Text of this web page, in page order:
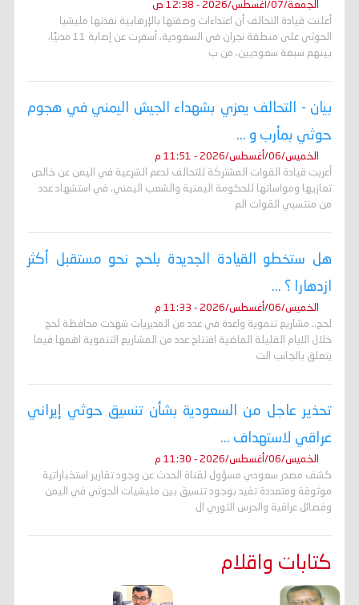
الجمعة/07/أغسطس/2026 - 12:38 ص
أعلنت قيادة التحالف أن اعتداءات وصفتها بالإرهابية نفذتها مليشيا
الحوثي على منطقة نجران في السعودية، أسفرت عن إصابة 11 مدنيًا،
بينهم سبعة سعوديين، من ب
بيان - التحالف يعزي بشهداء الجيش اليمني في هجوم
حوثي بمأرب و ...
الخميس/06/أغسطس/2026 - 11:51 م
أعربت قيادة القوات المشتركة للتحالف لدعم الشرعية في اليمن عن خالص
تعازيها ومواساتها للحكومة اليمنية والشعب اليمني، في استشهاد عدد
من منتسبي القوات الم
هل ستخطو القيادة الجديدة بلحج نحو مستقبل أكثر
ازدهارا ؟ ...
الخميس/06/أغسطس/2026 - 11:33 م
لحج.. مشاريع تنموية واعدة في عدد من المديريات شهدت محافظة لحج
خلال الايام القليلة الماضية افتتاح عدد من المشاريع التنموية اهمها فيما
يتعلق بالجانب الت
تحذير عاجل من السعودية بشأن تنسيق حوثي إيراني
عراقي لاستهداف ...
الخميس/06/أغسطس/2026 - 11:30 م
كشف مصدر سعودي مسؤول لقناة الحدث عن وجود تقارير استخباراتية
موثوقة ومتعددة تفيد بوجود تنسيق بين مليشيات الحوثي في اليمن
وفصائل عراقية والحرس الثوري ال
كتابات واقلام